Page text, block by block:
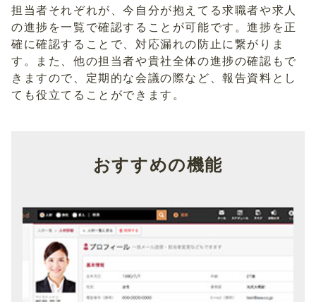
担当者それぞれが、今自分が抱えてる求職者や求人
の進捗を一覧で確認することが可能です。進捗を正
確に確認することで、対応漏れの防止に繋がりま
す。また、他の担当者や貴社全体の進捗の確認もで
きますので、定期的な会議の際など、報告資料とし
ても役立てることができます。
おすすめの機能